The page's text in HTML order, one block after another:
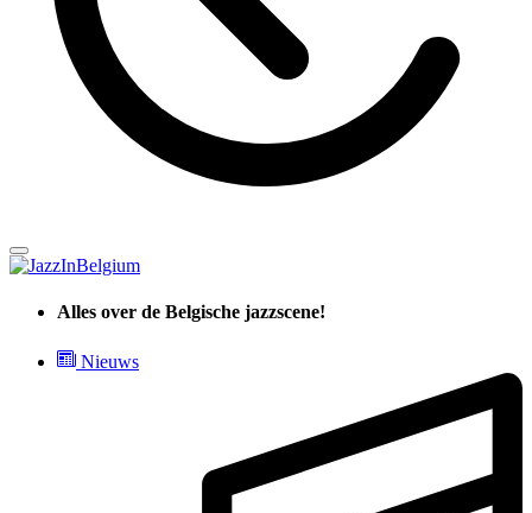
Alles over de Belgische jazzscene!
Nieuws